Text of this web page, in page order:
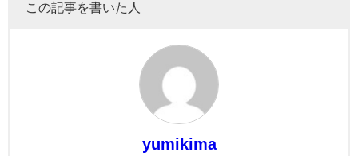
この記事を書いた人
yumikima